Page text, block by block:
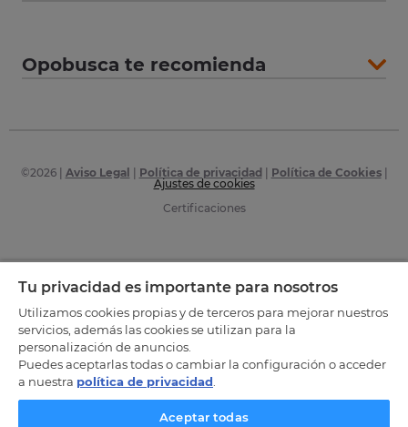
Opobusca te recomienda
©2026| Aviso Legal Política de privacidad Política de Cookies|
Ajustes de cookies
Certificaciones
Tu privacidad es importante para nosotros
Utilizamos cookies propias y de terceros para mejorar nuestros
servicios, además las cookies se utilizan para la
personalización de anuncios.
Puedes aceptarlas todas o cambiar la configuración o acceder
a nuestra política de privacidad
Aceptar todas